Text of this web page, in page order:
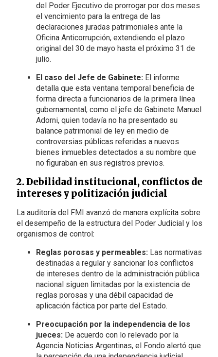
del Poder Ejecutivo de prorrogar por dos meses
el vencimiento para la entrega de las
declaraciones juradas patrimoniales ante la
Oficina Anticorrupción, extendiendo el plazo
original del 30 de mayo hasta el próximo 31 de
julio.
El caso del Jefe de Gabinete:El informe
detalla que esta ventana temporal beneficia de
forma directa a funcionarios de la primera línea
gubernamental, como el jefe de Gabinete Manuel
Adorni, quien todavía no ha presentado su
balance patrimonial de ley en medio de
controversias públicas referidas a nuevos
bienes inmuebles detectados a su nombre que
no figuraban en sus registros previos.
2. Debilidad institucional, conflictos de
intereses y politización judicial
La auditoría del FMI avanzó de manera explícita sobre
el desempeño de la estructura del Poder Judicial y los
organismos de control:
Reglas porosas y permeables:Las normativas
destinadas a regular y sancionar los conflictos
de intereses dentro de la administración pública
nacional siguen limitadas por la existencia de
reglas porosas y una débil capacidad de
aplicación fáctica por parte del Estado.
Preocupación por la independencia de los
jueces:De acuerdo con lo relevado por la
Agencia Noticias Argentinas, el Fondo alertó que